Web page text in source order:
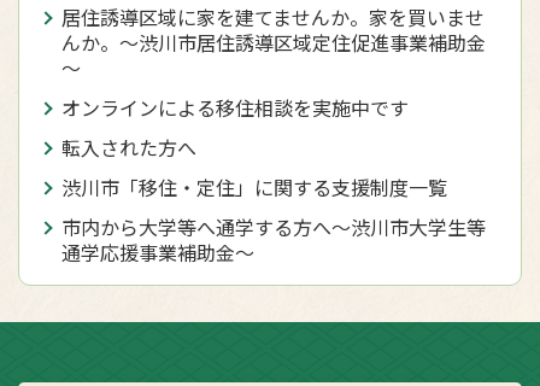
居住誘導区域に家を建てませんか。家を買いませ
んか。～渋川市居住誘導区域定住促進事業補助金
～
オンラインによる移住相談を実施中です
転入された方へ
渋川市「移住・定住」に関する支援制度一覧
市内から大学等へ通学する方へ～渋川市大学生等
通学応援事業補助金～